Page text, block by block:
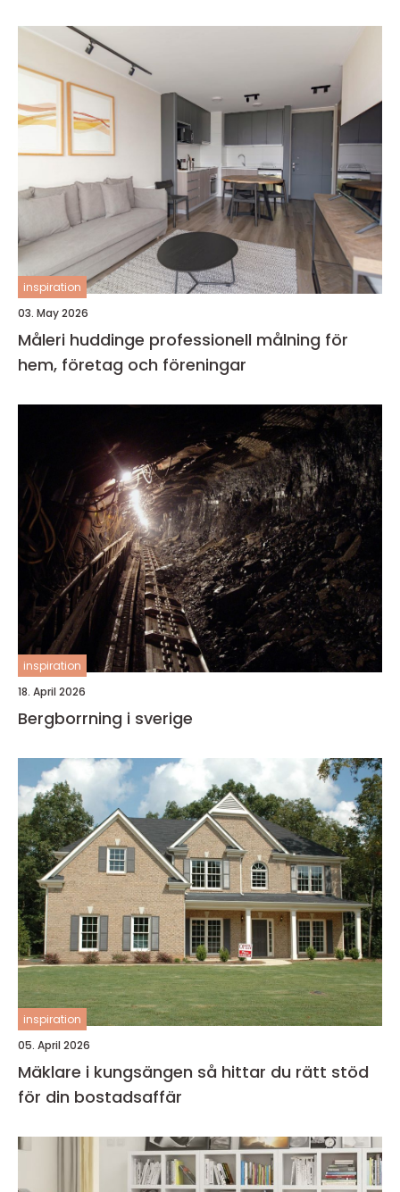
inspiration
03. May 2026
Måleri huddinge professionell målning för
hem, företag och föreningar
inspiration
18. April 2026
Bergborrning i sverige
inspiration
05. April 2026
Mäklare i kungsängen så hittar du rätt stöd
för din bostadsaffär